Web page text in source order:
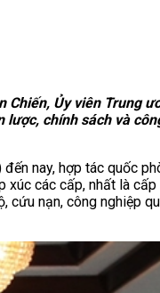
Ủy viên Trung
chính sách và
nay, hợp tác quốc
các cấp, nhất là
cứu nạn, công nghiệp